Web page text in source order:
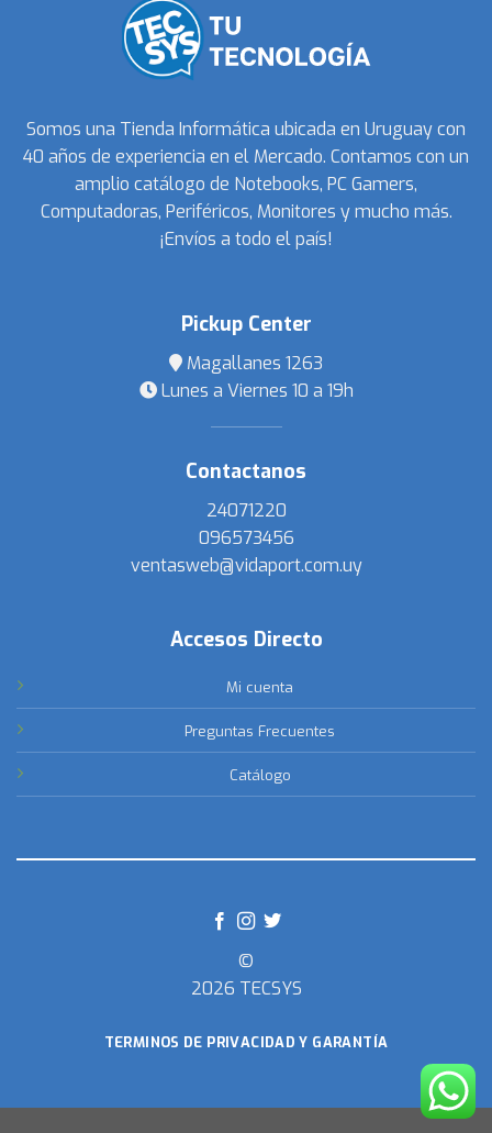
Somos una Tienda Informática ubicada en Uruguay con
40 años de experiencia en el Mercado. Contamos con un
amplio catálogo de Notebooks, PC Gamers,
Computadoras, Periféricos, Monitores y mucho más.
¡Envíos a todo el país!
Pickup Center
Magallanes 1263
Lunes a Viernes 10 a 19h
Contactanos
24071220
096573456
ventasweb@vidaport.com.uy
Accesos Directo
Mi cuenta
Preguntas Frecuentes
Catálogo
©
2026 TECSYS
TERMINOS DE PRIVACIDAD Y GARANTÍA